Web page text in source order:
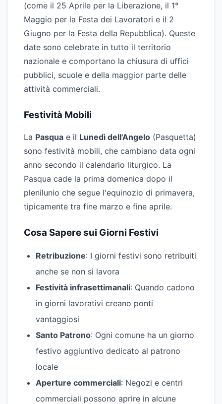
(come il 25 Aprile per la Liberazione, il 1°
Maggio per la Festa dei Lavoratori e il 2
Giugno per la Festa della Repubblica). Queste
date sono celebrate in tutto il territorio
nazionale e comportano la chiusura di uffici
pubblici, scuole e della maggior parte delle
attività commerciali.
Festività Mobili
La Pasqua e il Lunedì dell'Angelo (Pasquetta)
sono festività mobili, che cambiano data ogni
anno secondo il calendario liturgico. La
Pasqua cade la prima domenica dopo il
plenilunio che segue l'equinozio di primavera,
tipicamente tra fine marzo e fine aprile.
Cosa Sapere sui Giorni Festivi
Retribuzione: I giorni festivi sono retribuiti
anche se non si lavora
Festività infrasettimanali: Quando cadono
in giorni lavorativi creano ponti
vantaggiosi
Santo Patrono: Ogni comune ha un giorno
festivo aggiuntivo dedicato al patrono
locale
Aperture commerciali: Negozi e centri
commerciali possono aprire in alcune